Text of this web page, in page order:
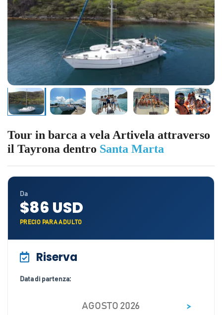
Tour in barca a vela Artivela attraverso
il Tayrona dentro Santa Marta
Da
$86 USD
PRECIO PARA ADULTO
Riserva
Data di partenza:
AGOSTO 2026 >